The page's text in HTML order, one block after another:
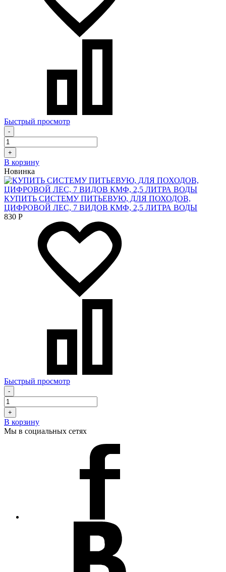
Быстрый просмотр
-
+
В корзину
Новинка
КУПИТЬ СИСТЕМУ ПИТЬЕВУЮ, ДЛЯ ПОХОДОВ,
ЦИФРОВОЙ ЛЕС, 7 ВИДОВ КМФ, 2,5 ЛИТРА ВОДЫ
830 Р
Быстрый просмотр
-
+
В корзину
Мы в социальных сетях